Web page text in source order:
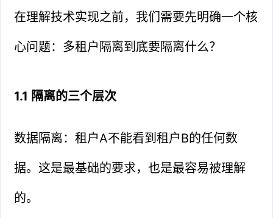
在理解技术实现之前，我们需要先明确一个核
心问题：多租户隔离到底要隔离什么？
1.1 隔离的三个层次
数据隔离：租户A不能看到租户B的任何数
据。这是最基础的要求，也是最容易被理解
的。